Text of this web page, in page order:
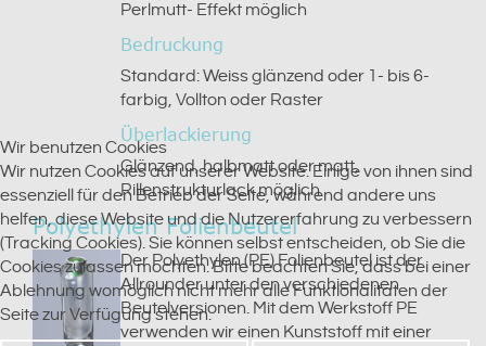
Perlmutt- Effekt möglich
Bedruckung
Standard: Weiss glänzend oder 1- bis 6-
farbig, Vollton oder Raster
Überlackierung
Glänzend, halbmatt oder matt,
Rillenstrukturlack möglich
Polyethylen Folienbeutel
Der Polyethylen (PE) Folienbeutel ist der
Allrounder unter den verschiedenen
Beutelversionen. Mit dem Werkstoff PE
verwenden wir einen Kunststoff mit einer
Wir benutzen Cookies
Wir nutzen Cookies auf unserer Website. Einige von ihnen sind
essenziell für den Betrieb der Seite, während andere uns
helfen, diese Website und die Nutzererfahrung zu verbessern
(Tracking Cookies). Sie können selbst entscheiden, ob Sie die
Cookies zulassen möchten. Bitte beachten Sie, dass bei einer
Ablehnung womöglich nicht mehr alle Funktionalitäten der
Seite zur Verfügung stehen.